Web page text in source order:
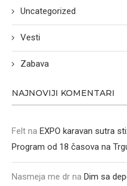
Uncategorized
Vesti
Zabava
NAJNOVIJI KOMENTARI
Felt na EXPO karavan sutra
Program od 18 časova na
Nasmeja me dr na Dim sa